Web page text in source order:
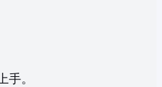
手。